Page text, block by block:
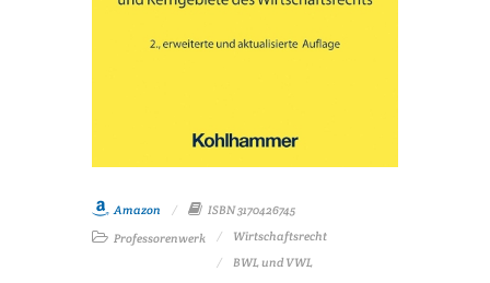
Amazon
ISBN 3170426745
Professorenwerk
Wirtschaftsrecht
BWL und VWL